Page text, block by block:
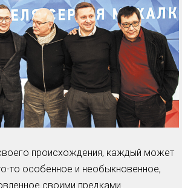
происхождения, каждый может
то особенное и необыкновенное,
своими предками.